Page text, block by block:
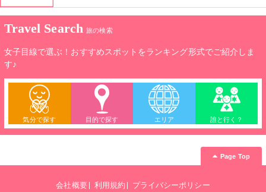
Travel Search 旅の検索
女子目線で選ぶ！おすすめスポットをランキング形式でご紹介しま
す♪
気分で探す 目的で探す エリア 誰と行く？
Page Top
会社概要 利用規約
プライバシーポリシー